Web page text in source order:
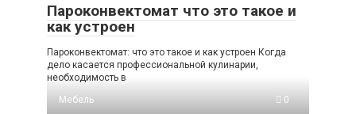
Пароконвектомат что это такое и
как устроен
Пароконвектомат: что это такое и как устроен Когда
дело касается профессиональной кулинарии,
необходимость в
Мебель
0